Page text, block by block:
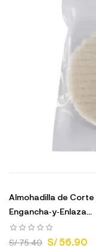
Almohadilla de
Engancha‑y‑Enlaza...
S/ 75.40 S/ 56.90